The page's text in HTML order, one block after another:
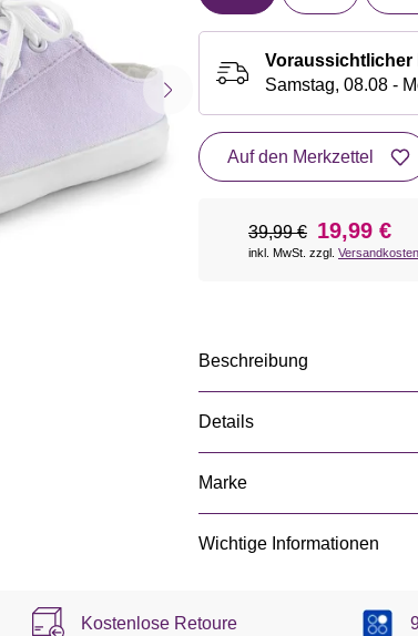
Voraussichtlicher
Samstag, 08.08 -
Auf den Merkzettel
39,99 € 19,99 €
inkl. MwSt. zzgl. Versandkosten
Beschreibung
Details
Marke
Wichtige Informationen
Kostenlose Retoure